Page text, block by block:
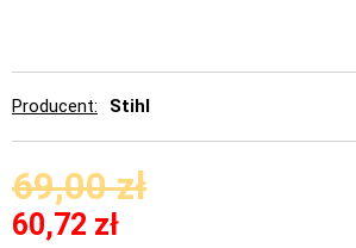
Producent Stihl
69,00zł
60,72 zł